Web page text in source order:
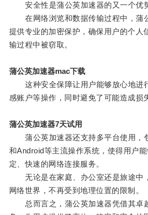
安全性是蒲公英加速器的又一个优
在网络浏览和数据传输过程中，蒲
提供专业的加密保护，确保用户的个人
输过程中被窃取。
蒲公英加速器mac下载
这种安全保障让用户能够放心地进
感账户等操作，同时避免了可能造成损
蒲公英加速器7天试用
蒲公英加速器还支持多平台使用，
和Android等主流操作系统，使得用户
定、快速的网络连接服务。
无论是在家庭、办公室还是旅途中
网络世界，不再受到地理位置的限制。
总而言之，蒲公英加速器凭借其卓